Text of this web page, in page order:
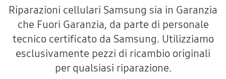
Riparazioni cellulari Samsung sia in Garanzia
che Fuori Garanzia, da parte di personale
tecnico certificato da Samsung. Utilizziamo
esclusivamente pezzi di ricambio originali
per qualsiasi riparazione.